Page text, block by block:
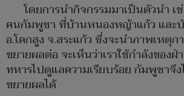
โดยการนำกิจกรรมมาเป็นตัวนำ
คนกัมพูชา ที่บ้านหนองหญ้าแก้ว และ
อ.โคกสูง จ.สระแก้ว ซึ่งจะนำภาพเหตุ
ขยายผลต่อ จะเห็นว่าเราใช้กำลังของ
ทหารไปดูแลความเรียบร้อย กัมพูชาจึ
ขยายผลได้